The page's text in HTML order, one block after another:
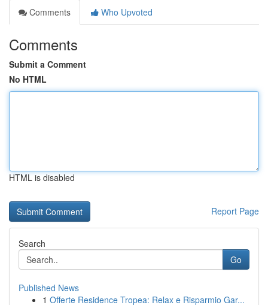
Comments
Who Upvoted
Comments
Submit a Comment
No HTML
HTML is disabled
Report Page
Search
Go
Published News
1 Offerte Residence Tropea: Relax e Risparmio Gar...